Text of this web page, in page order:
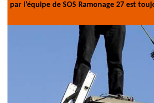
par l’équipe de SOS Ramonage 27 est